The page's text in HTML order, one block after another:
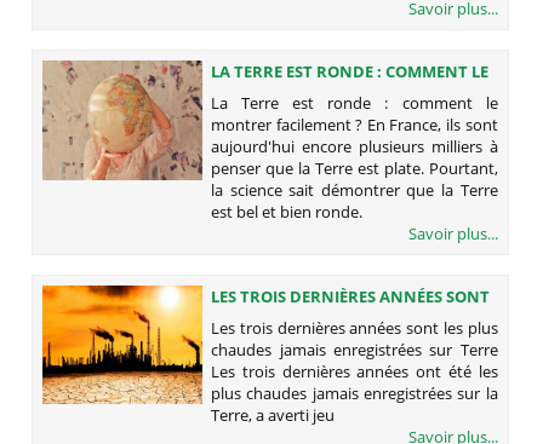
Savoir plus...
LA TERRE EST RONDE : COMMENT LE
MONTRER FACILEMENT ?
La Terre est ronde : comment le
montrer facilement ? En France, ils sont
aujourd'hui encore plusieurs milliers à
penser que la Terre est plate. Pourtant,
la science sait démontrer que la Terre
est bel et bien ronde.
Savoir plus...
LES TROIS DERNIÈRES ANNÉES SONT
LES PLUS CHAUDES JAMAIS
ENREGISTRÉES SUR TERRE
Les trois dernières années sont les plus
chaudes jamais enregistrées sur Terre
Les trois dernières années ont été les
plus chaudes jamais enregistrées sur la
Terre, a averti jeu
Savoir plus...